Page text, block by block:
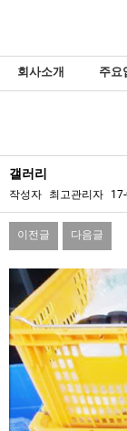
회사소개 주요
갤러리
작성자 최고관리자
이전글 다음글
본문